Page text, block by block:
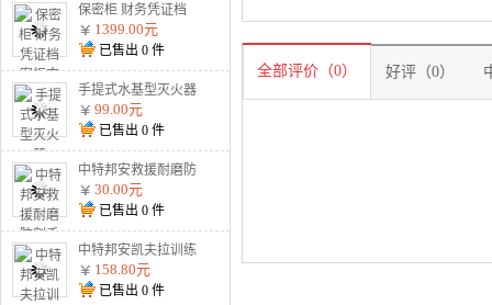
保密柜 财务凭证档
案柜文件柜智能资料
柜 通双节暗斗 电子
密码款
1399.00元
已售出 0 件
手提式水基型灭火器
MSJ900 900ml水基
99.00元
已售出 0 件
中特邦安救援耐磨防
割手套战术防护钢丝
金属用品黑色2根钢
丝 加强防割手套
30.00元
已售出 0 件
中特邦安凯夫拉训练
盔战术防暴户外安全
头盔 900g标准训练
盔（不防弹）
158.80元
已售出 0 件
全部评价（0） 好评（0）